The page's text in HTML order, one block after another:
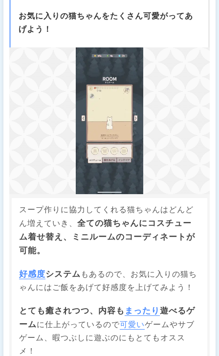
お気に入りの猫ちゃんをたくさん可愛がってあ
げよう！
スープ作りに協力してくれる猫ちゃんはどんど
ん増えていき、全ての猫ちゃんにコスチュー
ム着せ替え、ミニルームのコーディネートが
可能。
好感度システム もあるので、お気に入りの猫ち
ゃんにはご飯をあげて好感度を上げてみよう！
とても癒されつつ、内容も まったり遊べるゲ
ームに仕上がっているので可愛いゲームやサブ
ゲーム、暇つぶしに遊ぶのにもとてもオスス
メ！